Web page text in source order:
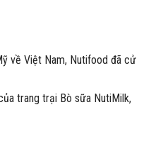
về Việt Nam, Nutifood đã cử
trang trại Bò sữa NutiMilk,